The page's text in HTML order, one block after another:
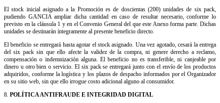
El stock inicial asignado a la Promoción es de doscientas (200) unidades de six pack,
pudiendo GANCIA ampliar dicha cantidad en caso de resultar necesario, conforme lo
previsto en la cláusula 1 y en el Convenio General del que este Anexo forma parte. Dichas
unidades se destinarán íntegramente al presente beneficio directo.
El beneficio se entregará hasta agotar el stock asignado. Una vez agotado, cesará la entrega
del six pack sin que ello afecte la validez de la compra, ni genere derecho a reclamo,
compensación o indemnización alguna. El beneficio no es transferible, ni canjeable por
dinero u otro bien o servicio. El six pack se entregará junto con el envío de los productos
adquiridos, conforme la logística y los plazos de despacho informados por el Organizador
en su sitio web, sin que ello irrogue costo adicional alguno al consumidor.
8. POLÍTICA ANTIFRAUDE E INTEGRIDAD DIGITAL